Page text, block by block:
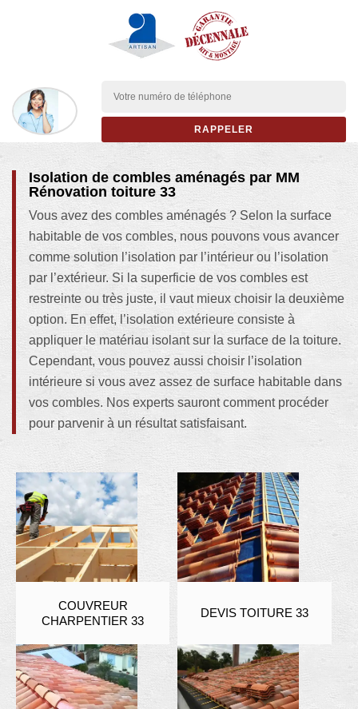
Isolation de combles aménagés par MM
Rénovation toiture 33
Vous avez des combles aménagés ? Selon la surface
habitable de vos combles, nous pouvons vous avancer
comme solution l’isolation par l’intérieur ou l’isolation
par l’extérieur. Si la superficie de vos combles est
restreinte ou très juste, il vaut mieux choisir la deuxième
option. En effet, l’isolation extérieure consiste à
appliquer le matériau isolant sur la surface de la toiture.
Cependant, vous pouvez aussi choisir l’isolation
intérieure si vous avez assez de surface habitable dans
vos combles. Nos experts sauront comment procéder
pour parvenir à un résultat satisfaisant.
COUVREUR
CHARPENTIER 33
DEVIS TOITURE 33